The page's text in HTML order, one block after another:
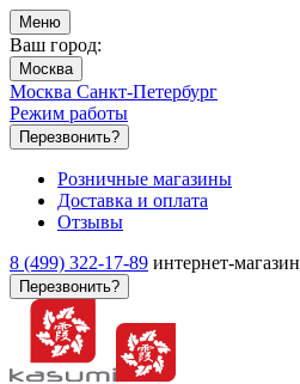
Меню
Ваш город:
Москва
Москва Санкт-Петербург
Режим работы
Перезвонить?
Розничные магазины
Доставка и оплата
Отзывы
8 (499) 322-17-89 интернет-магазин
Перезвонить?